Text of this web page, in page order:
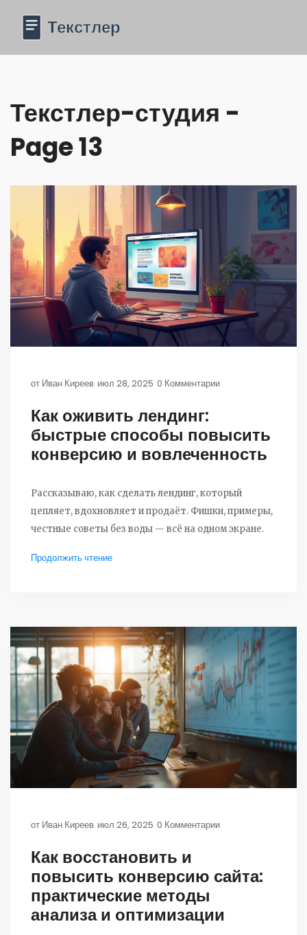
Текстлер-студия -
Page 13
от Иван Киреев июл 28, 2025 0 Комментарии
Как оживить лендинг:
быстрые способы повысить
конверсию и вовлеченность
Рассказываю, как сделать лендинг, который
цепляет, вдохновляет и продаёт. Фишки, примеры,
честные советы без воды — всё на одном экране.
Продолжить чтение
от Иван Киреев июл 26, 2025 0 Комментарии
Как восстановить и
повысить конверсию сайта:
практические методы
анализа и оптимизации